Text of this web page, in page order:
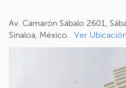
Av. Camarón Sábalo 2601,
Sinaloa, México. Ver